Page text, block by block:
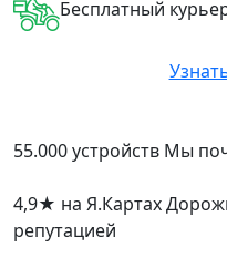
Бесплатный
55.000 устройств Мы
4,9★ на Я.Картах
репутацией